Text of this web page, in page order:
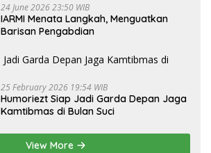
24 June 2026 23:50 WIB
IARMI Menata Langkah, Menguatkan
Barisan Pengabdian
25 February 2026 19:54 WIB
Humoriezt Siap Jadi Garda Depan Jaga
Kamtibmas di Bulan Suci
View More